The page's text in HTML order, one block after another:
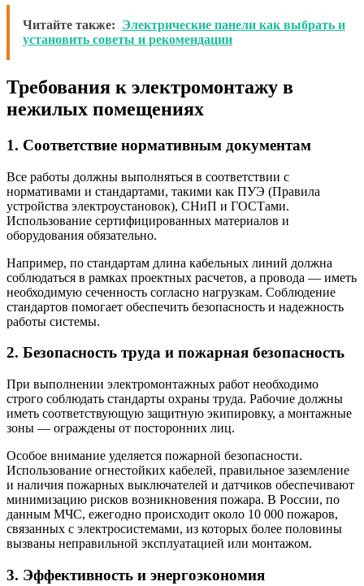
Читайте также: Электрические панели как выбрать и
установить советы и рекомендации
Требования к электромонтажу в
нежилых помещениях
1. Соответствие нормативным документам
Все работы должны выполняться в соответствии с
нормативами и стандартами, такими как ПУЭ (Правила
устройства электроустановок), СНиП и ГОСТами.
Использование сертифицированных материалов и
оборудования обязательно.
Например, по стандартам длина кабельных линий должна
соблюдаться в рамках проектных расчетов, а провода — иметь
необходимую сеченность согласно нагрузкам. Соблюдение
стандартов помогает обеспечить безопасность и надежность
работы системы.
2. Безопасность труда и пожарная безопасность
При выполнении электромонтажных работ необходимо
строго соблюдать стандарты охраны труда. Рабочие должны
иметь соответствующую защитную экипировку, а монтажные
зоны — ограждены от посторонних лиц.
Особое внимание уделяется пожарной безопасности.
Использование огнестойких кабелей, правильное заземление
и наличия пожарных выключателей и датчиков обеспечивают
минимизацию рисков возникновения пожара. В России, по
данным МЧС, ежегодно происходит около 10 000 пожаров,
связанных с электросистемами, из которых более половины
вызваны неправильной эксплуатацией или монтажом.
3. Эффективность и энергоэкономия